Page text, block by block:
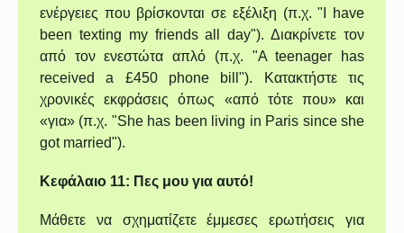
ενέργειες που βρίσκονται σε εξέλιξη (π.χ. "I have
been texting my friends all day"). Διακρίνετε τον
από τον ενεστώτα απλό (π.χ. "A teenager has
received a £450 phone bill"). Κατακτήστε τις
χρονικές εκφράσεις όπως «από τότε που» και
«για» (π.χ. "She has been living in Paris since she
got married").
Κεφάλαιο 11: Πες μου για αυτό!
Μάθετε να σχηματίζετε έμμεσες ερωτήσεις για